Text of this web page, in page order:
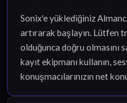
Sonix'e yüklediğiniz
artırarak başlayın. Lütfen
olduğunca doğru olmasını
kayıt ekipmanı kullanın,
konuşmacılarınızın net